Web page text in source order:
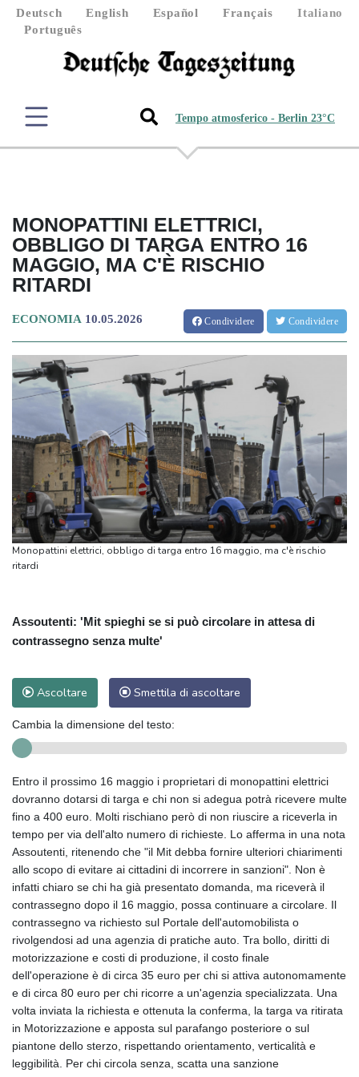
Deutsch English Español Français
Italiano
Português
Tempo atmosferico - Berlin 23°C
MONOPATTINI ELETTRICI,
OBBLIGO DI TARGA ENTRO 16
MAGGIO, MA C'È RISCHIO
RITARDI
ECONOMIA 10.05.2026 Condividere Condividere
Monopattini elettrici, obbligo di targa entro 16 maggio, ma c'è rischio
ritardi
Assoutenti: 'Mit spieghi se si può circolare in attesa di
contrassegno senza multe'
Ascoltare Smettila di ascoltare
Cambia la dimensione del testo:
Entro il prossimo 16 maggio i proprietari di monopattini elettrici
dovranno dotarsi di targa e chi non si adegua potrà ricevere multe
fino a 400 euro. Molti rischiano però di non riuscire a riceverla in
tempo per via dell'alto numero di richieste. Lo afferma in una nota
Assoutenti, ritenendo che "il Mit debba fornire ulteriori chiarimenti
allo scopo di evitare ai cittadini di incorrere in sanzioni". Non è
infatti chiaro se chi ha già presentato domanda, ma riceverà il
contrassegno dopo il 16 maggio, possa continuare a circolare. Il
contrassegno va richiesto sul Portale dell'automobilista o
rivolgendosi ad una agenzia di pratiche auto. Tra bollo, diritti di
motorizzazione e costi di produzione, il costo finale
dell'operazione è di circa 35 euro per chi si attiva autonomamente
e di circa 80 euro per chi ricorre a un'agenzia specializzata. Una
volta inviata la richiesta e ottenuta la conferma, la targa va ritirata
in Motorizzazione e apposta sul parafango posteriore o sul
piantone dello sterzo, rispettando orientamento, verticalità e
leggibilità. Per chi circola senza, scatta una sanzione